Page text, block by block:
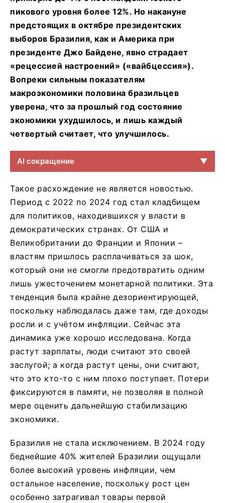
пикового уровня более 12%. Но накануне
предстоящих в октябре президентских
выборов Бразилия, как и Америка при
президенте Джо Байдене, явно страдает
«рецессией настроений» («вайбцессия»).
Вопреки сильным показателям
макроэкономики половина бразильцев
уверена, что за прошлый год состояние
экономики ухудшилось, и лишь каждый
четвертый считает, что улучшилось.
AI сокращение ▼
Такое расхождение не является новостью.
Период с 2022 по 2024 год стал кладбищем
для политиков, находившихся у власти в
демократических странах. От США и
Великобритании до Франции и Японии –
властям пришлось расплачиваться за шок,
который они не смогли предотвратить одним
лишь ужесточением монетарной политики. Эта
тенденция была крайне дезориентирующей,
поскольку наблюдалась даже там, где доходы
росли и с учётом инфляции. Сейчас эта
динамика уже хорошо исследована. Когда
растут зарплаты, люди считают это своей
заслугой; а когда растут цены, они считают,
что это кто-то с ним плохо поступает. Потери
фиксируются в памяти, не позволяя в полной
мере оценить дальнейшую стабилизацию
экономики.
Бразилия не стала исключением. В 2024 году
беднейшие 40% жителей Бразилии ощущали
более высокий уровень инфляции, чем
остальное население, поскольку рост цен
особенно затрагивал товары первой